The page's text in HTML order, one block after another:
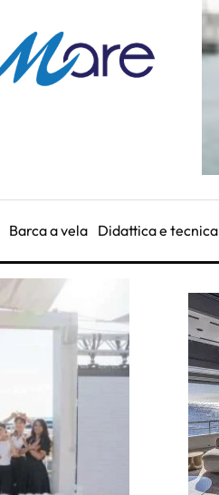
Barca a vela Didattica e tecnica